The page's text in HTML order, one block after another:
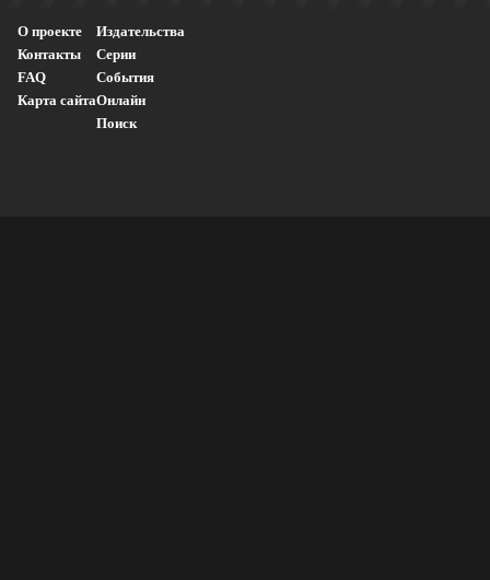
О проекте
Контакты
FAQ
Карта сайта
Издательства
Серии
События
Онлайн
Поиск